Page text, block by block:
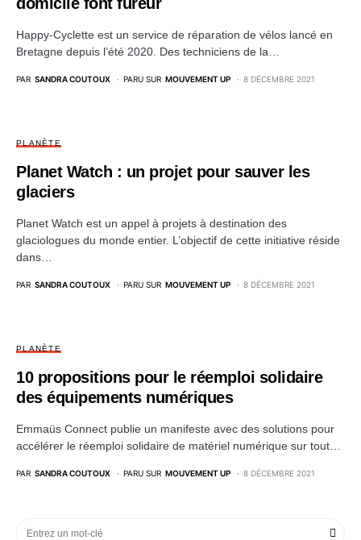
Happy-Cyclette est un service de réparation de vélos lancé en
Bretagne depuis l’été 2020. Des techniciens de la…
PAR SANDRA COUTOUX PARU SUR MOUVEMENT UP 8 DÉCEMBRE 2021
PLANÈTE
Planet Watch : un projet pour sauver les
glaciers
Planet Watch est un appel à projets à destination des
glaciologues du monde entier. L’objectif de cette initiative réside
dans…
PAR SANDRA COUTOUX PARU SUR MOUVEMENT UP 8 DÉCEMBRE 2021
PLANÈTE
10 propositions pour le réemploi solidaire
des équipements numériques
Emmaüs Connect publie un manifeste avec des solutions pour
accélérer le réemploi solidaire de matériel numérique sur tout…
PAR SANDRA COUTOUX PARU SUR MOUVEMENT UP 8 DÉCEMBRE 2021